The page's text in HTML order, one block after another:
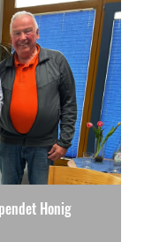
Honig